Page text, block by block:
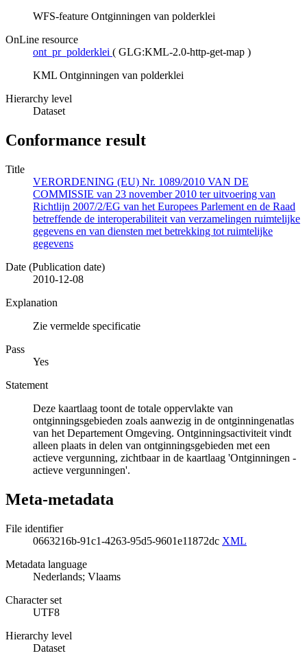
WFS-feature Ontginningen van polderklei
OnLine resource
ont_pr_polderklei ( GLG:KML-2.0-http-get-map )
KML Ontginningen van polderklei
Hierarchy level
Dataset
Conformance result
Title
VERORDENING (EU) Nr. 1089/2010 VAN DE
COMMISSIE van 23 november 2010 ter uitvoering van
Richtlijn 2007/2/EG van het Europees Parlement en de Raad
betreffende de interoperabiliteit van verzamelingen ruimtelijke
gegevens en van diensten met betrekking tot ruimtelijke
gegevens
Date (Publication date)
2010-12-08
Explanation
Zie vermelde specificatie
Pass
Yes
Statement
Deze kaartlaag toont de totale oppervlakte van
ontginningsgebieden zoals aanwezig in de ontginningenatlas
van het Departement Omgeving. Ontginningsactiviteit vindt
alleen plaats in delen van ontginningsgebieden met een
actieve vergunning, zichtbaar in de kaartlaag 'Ontginningen -
actieve vergunningen'.
Meta-metadata
File identifier
0663216b-91c1-4263-95d5-9601e11872dc XML
Metadata language
Nederlands; Vlaams
Character set
UTF8
Hierarchy level
Dataset